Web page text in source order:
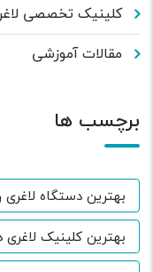
کلینیک تخصصی
مقالات آموزشی
برچسب ها
بهترین دستگاه لاغری
بهترین کلینیک لاغری